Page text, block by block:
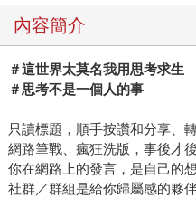
內容簡介
＃這世界太莫名我用思考求生
＃思考不是一個人的事
只讀標題，順手按讚和分享、
網路筆戰、瘋狂洗版，事後才
你在網路上的發言，是自己的
社群／群組是給你歸屬感的夥